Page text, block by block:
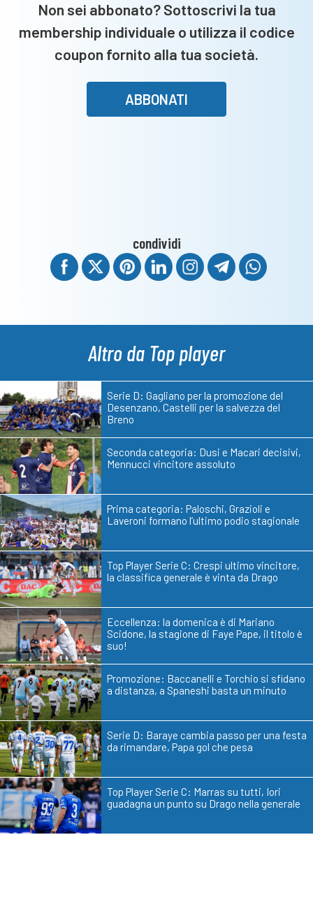
Non sei abbonato? Sottoscrivi la tua
membership individuale o utilizza il codice
coupon fornito alla tua società.
ABBONATI
condividi
Altro da Top player
Serie D: Gagliano per la promozione del
Desenzano, Castelli per la salvezza del
Breno
Seconda categoria: Dusi e Macari decisivi,
Mennucci vincitore assoluto
Prima categoria: Paloschi, Grazioli e
Laveroni formano l’ultimo podio stagionale
Top Player Serie C: Crespi ultimo vincitore,
la classifica generale è vinta da Drago
Eccellenza: la domenica è di Mariano
Scidone, la stagione di Faye Pape, il titolo è
suo!
Promozione: Baccanelli e Torchio si sfidano
a distanza, a Spaneshi basta un minuto
Serie D: Baraye cambia passo per una festa
da rimandare, Papa gol che pesa
Top Player Serie C: Marras su tutti, Iori
guadagna un punto su Drago nella generale